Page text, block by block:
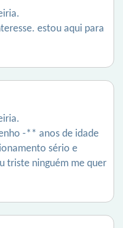
estou aqui para
-** anos de idade
sério e
triste ninguém me quer